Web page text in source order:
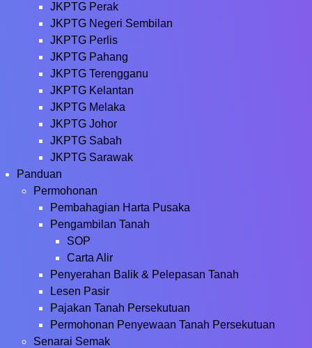
JKPTG Perak
JKPTG Negeri Sembilan
JKPTG Perlis
JKPTG Pahang
JKPTG Terengganu
JKPTG Kelantan
JKPTG Melaka
JKPTG Johor
JKPTG Sabah
JKPTG Sarawak
Panduan
Permohonan
Pembahagian Harta Pusaka
Pengambilan Tanah
SOP
Carta Alir
Penyerahan Balik & Pelepasan Tanah
Lesen Pasir
Pajakan Tanah Persekutuan
Permohonan Penyewaan Tanah Persekutuan
Senarai Semak